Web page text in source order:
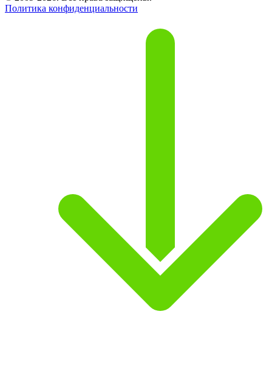
Политика конфиденциальности